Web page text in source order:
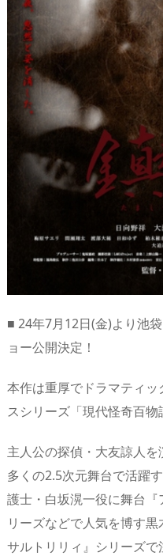
■ 24年7月12日(金)より池
ョー公開決定！
本作は重厚でドラマティ
スシリーズ「現代怪奇百物
主人公の探偵・大友諒人
多くの2.5次元舞台で活躍
護士・白坂滉一役に舞台
リーズなどで人気を博す
サルトリリィ』シリーズ